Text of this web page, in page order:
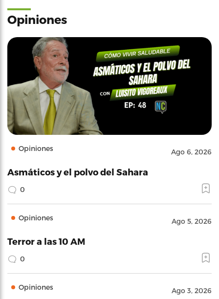
Opiniones
Opiniones Ago 6, 2026
Asmáticos y el polvo del Sahara
0
Opiniones Ago 5, 2026
Terror a las 10 AM
0
Opiniones Ago 3, 2026